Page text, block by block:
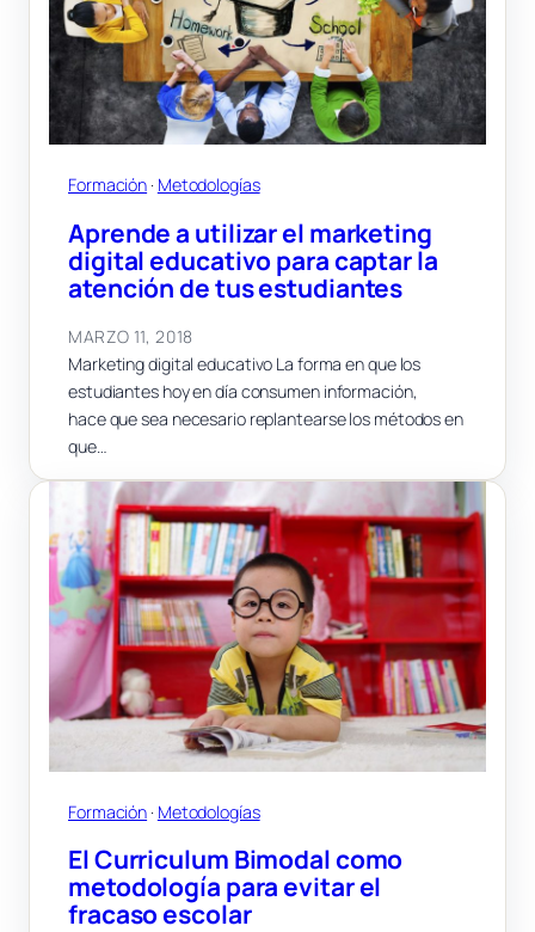
Formación · Metodologías
Aprende a utilizar el marketing
digital educativo para captar la
atención de tus estudiantes
MARZO 11, 2018
Marketing digital educativo La forma en que los
estudiantes hoy en día consumen información,
hace que sea necesario replantearse los métodos en
que…
Formación · Metodologías
El Curriculum Bimodal como
metodología para evitar el
fracaso escolar